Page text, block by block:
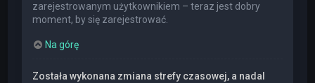
zarejestrowanym użytkownikiem – teraz jest dobry
moment, by się zarejestrować.
Na górę
Została wykonana zmiana strefy czasowej, a nadal